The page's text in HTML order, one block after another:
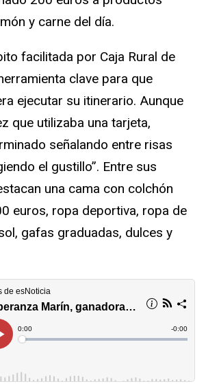
y carne del día.
facilitada por Caja Rural de
clave para que
ejecutar su itinerario. Aunque
que utilizaba una tarjeta,
señalando entre risas
el gustillo”. Entre sus
una cama con colchón
euros, ropa deportiva, ropa de
gafas graduadas, dulces y